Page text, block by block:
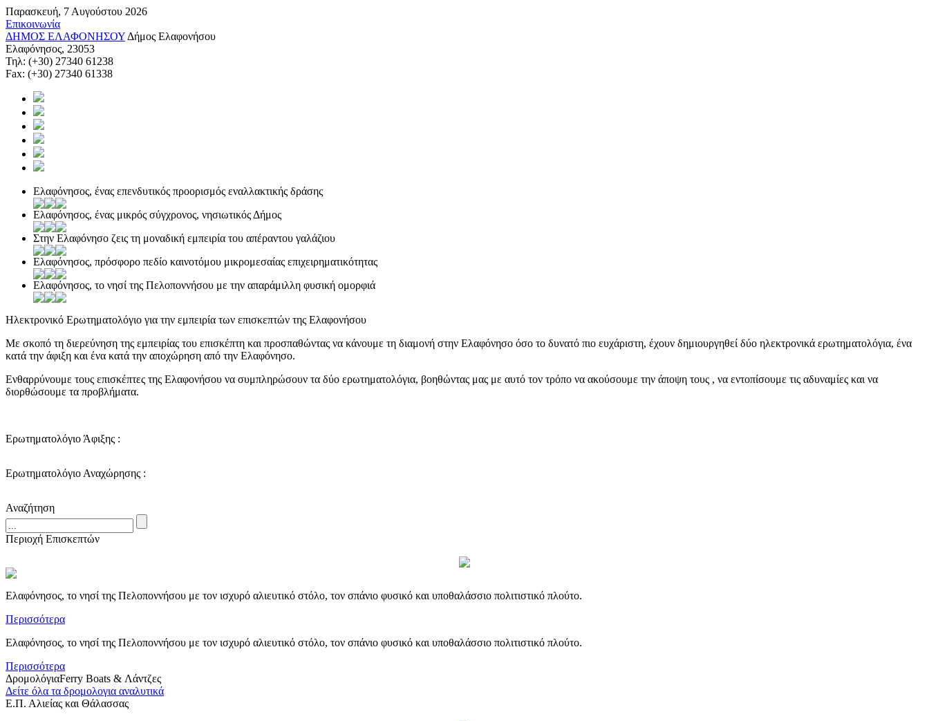
Παρασκευή, 7 Αυγούστου 2026
Επικοινωνία
ΔΗΜΟΣ ΕΛΑΦΟΝΗΣΟΥ Δήμος Ελαφονήσου
Ελαφόνησος, 23053
Τηλ: (+30) 27340 61238
Fax: (+30) 27340 61338
Ελαφόνησος, ένας επενδυτικός προορισμός εναλλακτικής δράσης
Ελαφόνησος, ένας μικρός σύγχρονος, νησιωτικός Δήμος
Στην Ελαφόνησο ζεις τη μοναδική εμπειρία του απέραντου γαλάζιου
Ελαφόνησος, πρόσφορο πεδίο καινοτόμου μικρομεσαίας επιχειρηματικότητας
Ελαφόνησος, το νησί της Πελοποννήσου με την απαράμιλλη φυσική ομορφιά
Ηλεκτρονικό Ερωτηματολόγιο για την εμπειρία των επισκεπτών της Ελαφονήσου
Με σκοπό τη διερεύνηση της εμπειρίας του επισκέπτη και προσπαθώντας να κάνουμε τη διαμονή στην Ελαφόνησο όσο το δυνατό πιο ευχάριστη, έχουν δημιουργηθεί δύο ηλεκτρονικά ερωτηματολόγια, ένα
κατά την άφιξη και ένα κατά την αποχώρηση από την Ελαφόνησο.
Ενθαρρύνουμε τους επισκέπτες της Ελαφονήσου να συμπληρώσουν τα δύο ερωτηματολόγια, βοηθώντας μας με αυτό τον τρόπο να ακούσουμε την άποψη τους , να εντοπίσουμε τις αδυναμίες και να
διορθώσουμε τα προβλήματα.
Ερωτηματολόγιο Άφιξης :
Ερωτηματολόγιο Αναχώρησης :
Αναζήτηση
Περιοχή Επισκεπτών
Ελαφόνησος, το νησί της Πελοποννήσου με τον ισχυρό αλιευτικό στόλο, τον σπάνιο φυσικό και υποθαλάσσιο πολιτιστικό πλούτο.
Περισσότερα
Ελαφόνησος, το νησί της Πελοποννήσου με τον ισχυρό αλιευτικό στόλο, τον σπάνιο φυσικό και υποθαλάσσιο πολιτιστικό πλούτο.
Περισσότερα
ΔρομολόγιαFerry Boats & Λάντζες
Δείτε όλα τα δρομολογια αναλυτικά
Ε.Π. Αλιείας και Θάλασσας